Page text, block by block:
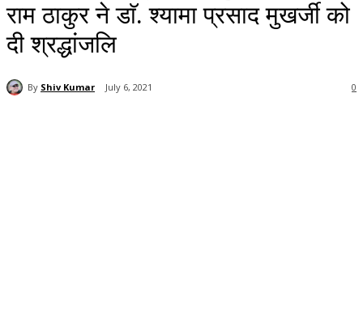
राम ठाकुर ने डाॅ. श्यामा प्रसाद मुखर्जी को
दी श्रद्धांजलि
By Shiv Kumar July 6, 2021 0